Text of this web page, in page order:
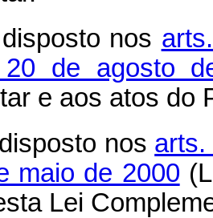
nos
de agosto
e aos atos do
nos arts.
maio de 2000
Lei